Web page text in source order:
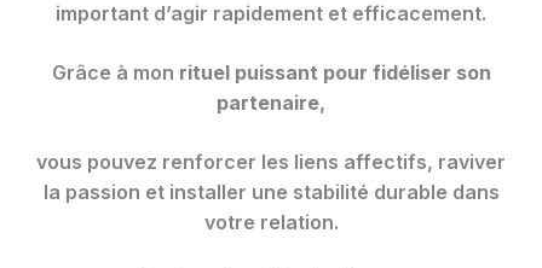
important d’agir rapidement et efficacement.
Grâce à mon rituel puissant pour fidéliser son
partenaire,
vous pouvez renforcer les liens affectifs, raviver
la passion et installer une stabilité durable dans
votre relation.